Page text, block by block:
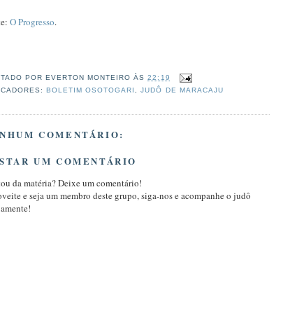
O Progresso.
POREVERTON MONTEIRO ÀS22:19
BOLETIM OSOTOGARI ,JUDÔ DE MARACAJU
COMENTÁRIO:
UM COMENTÁRIO
da matéria? Deixe um comentário!
e seja um membro deste grupo, siga-nos e acompanhe o judô